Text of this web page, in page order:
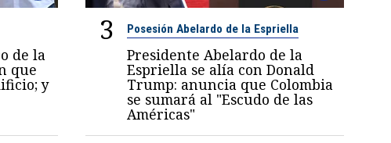
de la
que
y
3 Posesión Abelardo de la Espriella
Presidente Abelardo de la
Espriella se alía con Donald
Trump: anuncia que Colombia
se sumará al "Escudo de las
Américas"